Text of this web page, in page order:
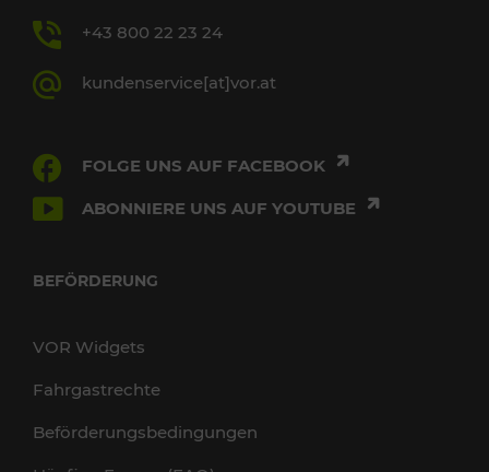
+43 800 22 23 24
kundenservice[at]vor.at
FOLGE UNS AUF FACEBOOK
ABONNIERE UNS AUF YOUTUBE
BEFÖRDERUNG
VOR Widgets
Fahrgastrechte
Beförderungsbedingungen